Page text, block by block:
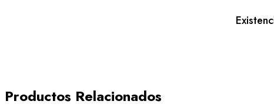
Productos Relacionados